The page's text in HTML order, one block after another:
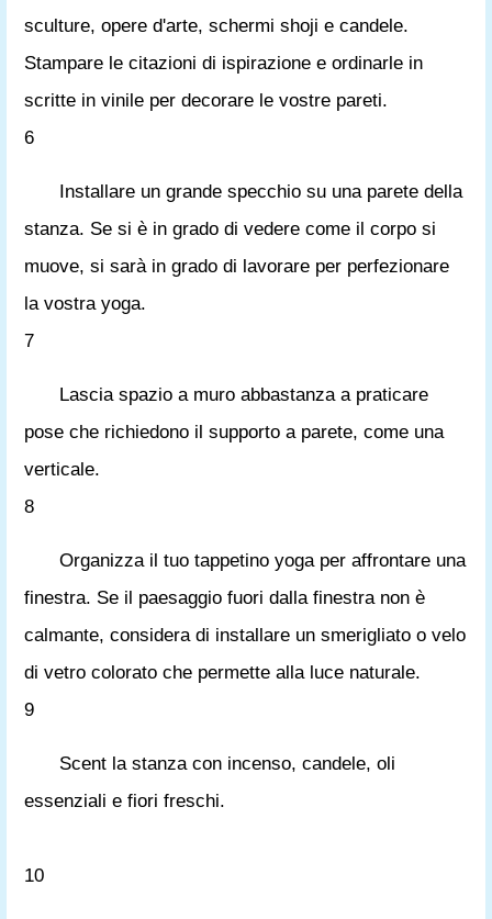
sculture, opere d'arte, schermi shoji e candele.
Stampare le citazioni di ispirazione e ordinarle in
scritte in vinile per decorare le vostre pareti.
6
Installare un grande specchio su una parete della
stanza. Se si è in grado di vedere come il corpo si
muove, si sarà in grado di lavorare per perfezionare
la vostra yoga.
7
Lascia spazio a muro abbastanza a praticare
pose che richiedono il supporto a parete, come una
verticale.
8
Organizza il tuo tappetino yoga per affrontare una
finestra. Se il paesaggio fuori dalla finestra non è
calmante, considera di installare un smerigliato o velo
di vetro colorato che permette alla luce naturale.
9
Scent la stanza con incenso, candele, oli
essenziali e fiori freschi.
10